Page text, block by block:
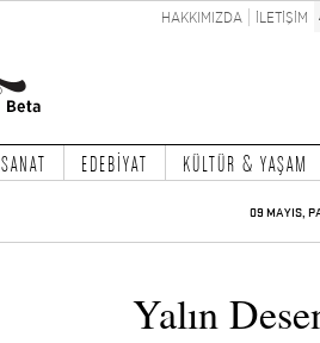
HAKKIMIZDA İLETİŞİM
SANAT EDEBİYAT KÜLTÜR & YAŞAM
09 MAYIS,
Yalın